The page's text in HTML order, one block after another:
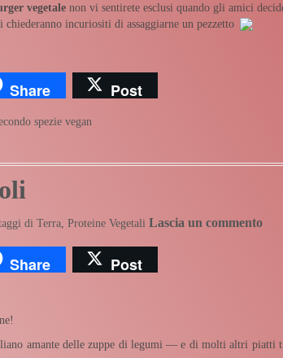
vegetale non vi sentirete esclusi quando gli amici
chiederanno incuriositi di assaggiarne un pezzetto
Share Post
spezie vegan
di Terra Proteine Vegetali Lascia un commento
Share Post
amante delle zuppe di legumi — e di molti altri